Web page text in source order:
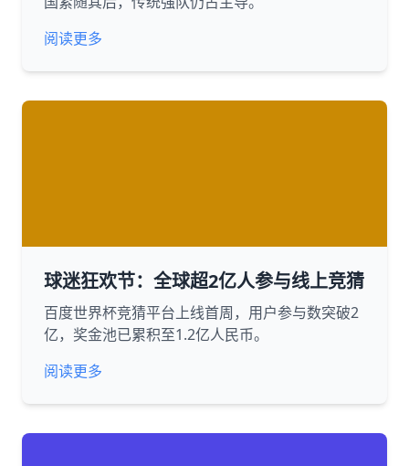
阅读更多
球迷狂欢节：全球超2亿人参与线上竞猜
百度世界杯竞猜平台上线首周，用户参与数突破2
亿，奖金池已累积至1.2亿人民币。
阅读更多